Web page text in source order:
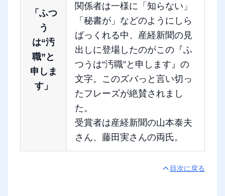
「ふつ
う
は“汚
職”と
申しま
す」
関係者は一様に「知らない」
「秘書が」などのようにしら
ばっくれる中、産経新聞の見
出しに登場したのがこの『ふ
つうは“汚職”と申します』の
文字。このズバっと言い切っ
たフレーズが絶賛されまし
た。
受賞者は産経新聞の山本泰夫
さん、藤田実さんの両氏。
目次に戻る